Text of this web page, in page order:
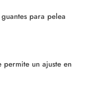
para pelea
un ajuste en